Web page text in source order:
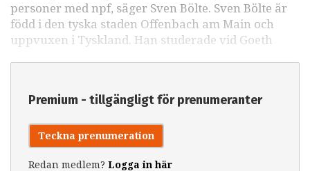
personer med npf, säger Sven Bölte. Sven Bölte är
född i den tyska staden Offenbach am Main och
uppvuxen i Tyskland. Han studerade vid Goeth
Premium - tillgängligt för prenumeranter
Teckna prenumeration
Redan medlem? Logga in här